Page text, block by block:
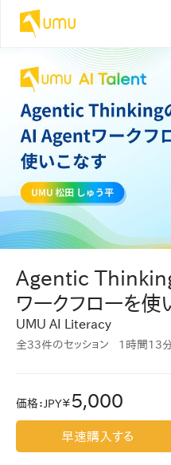
Agentic
ワークフローを使
UMU AI Literacy
全33件のセッション 1時間 13
価格：JPY￥ 5,000
早速購入する